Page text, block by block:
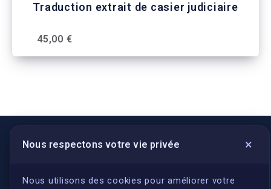
Traduction extrait de casier judiciaire
45,00 €
Nous respectons votre vie privée ×
Nous utilisons des cookies pour améliorer votre
LIENS UTILES
S'inscrire